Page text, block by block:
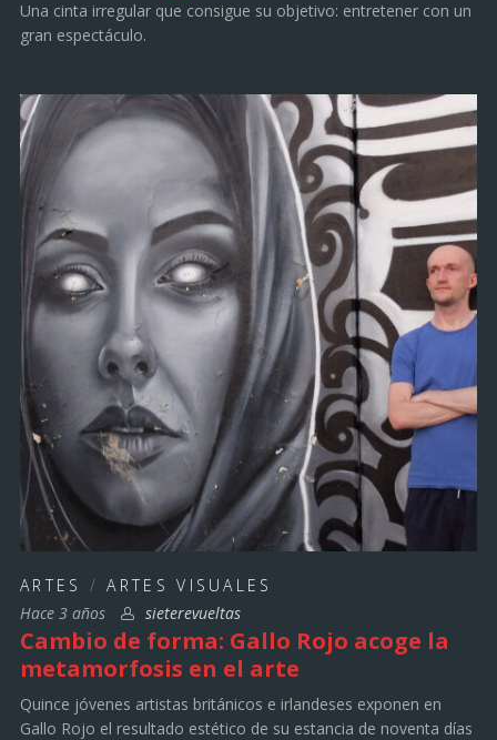
Una cinta irregular que consigue su objetivo: entretener con un
gran espectáculo.
ARTES /ARTES VISUALES
Hace 3 años
sieterevueltas
Cambio de forma: Gallo Rojo acoge la
metamorfosis en el arte
Quince jóvenes artistas británicos e irlandeses exponen en
Gallo Rojo el resultado estético de su estancia de noventa días